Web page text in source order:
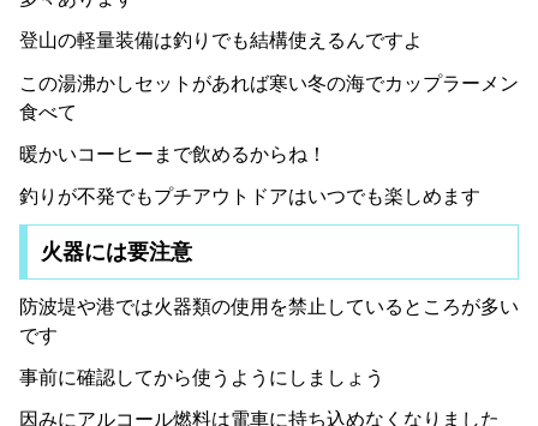
登山の軽量装備は釣りでも結構使えるんですよ
この湯沸かしセットがあれば寒い冬の海でカップラーメン
食べて
暖かいコーヒーまで飲めるからね！
釣りが不発でもプチアウトドアはいつでも楽しめます
火器には要注意
防波堤や港では火器類の使用を禁止しているところが多い
です
事前に確認してから使うようにしましょう
因みにアルコール燃料は電車に持ち込めなくなりました